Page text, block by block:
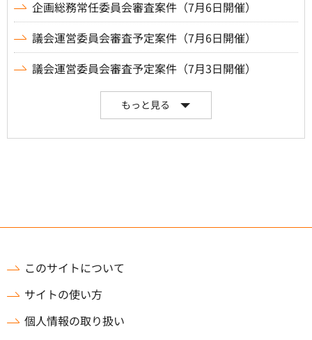
企画総務常任委員会審査案件（7月6日開催）
議会運営委員会審査予定案件（7月6日開催）
議会運営委員会審査予定案件（7月3日開催）
もっと見る
このサイトについて
サイトの使い方
個人情報の取り扱い